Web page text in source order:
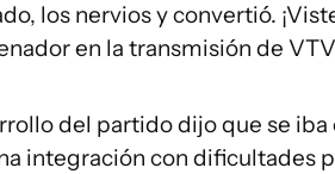
los nervios y convertió.
en la transmisión de
del partido dijo que se
integración con dificultades